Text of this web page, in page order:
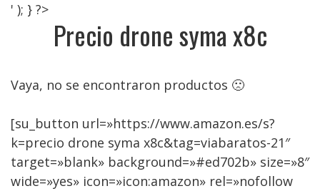
' ); } ?>
Precio drone syma x8c
Vaya, no se encontraron productos 🙁
[su_button url=»https://www.amazon.es/s?
k=precio drone syma x8c&tag=viabaratos-21″
target=»blank» background=»#ed702b» size=»8″
wide=»yes» icon=»icon:amazon» rel=»nofollow